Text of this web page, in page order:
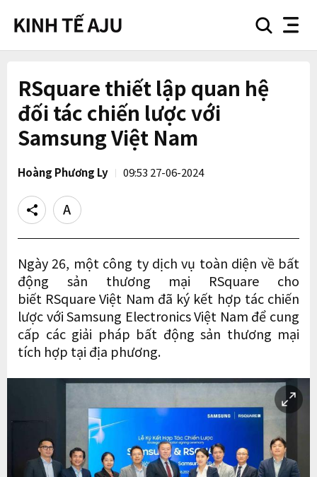
searchnav
RSquare thiết lập quan hệ
đối tác chiến lược với
Samsung Việt Nam
Hoàng Phương Ly 09:53 27-06-2024
Share
Text
size
Ngày 26, một công ty dịch vụ toàn diện về bất
động sản thương mại RSquare cho
biết RSquare Việt Nam đã ký kết hợp tác chiến
lược với Samsung Electronics Việt Nam để cung
cấp các giải pháp bất động sản thương mại
tích hợp tại địa phương.